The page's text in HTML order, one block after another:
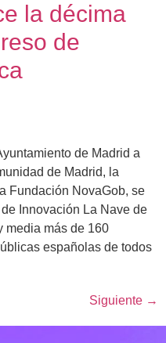
la décima
de
de Madrid a
de Madrid, la
Fundación NovaGob, se
Innovación La Nave de
media más de 160
españolas de todos
Siguiente →